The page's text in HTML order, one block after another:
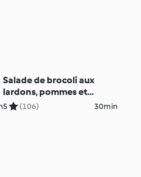
Salade de brocoli aux
lardons, pommes et
amandes
5 (106) 30min